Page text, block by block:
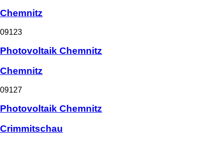
Chemnitz
09123
Photovoltaik Chemnitz
Chemnitz
09127
Photovoltaik Chemnitz
Crimmitschau